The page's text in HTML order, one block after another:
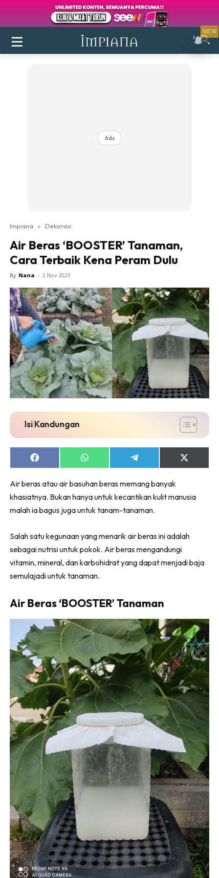
Login|Register
Ruang Makan
Ruang Tamu
Direktori
Interior Design
Landskap
DIY
Bilik Air
Bilik Tidur
Dapur
Ruang Makan
Make Over
Bilik Air
Bilik Tidur
Dapur
Ruang Tamu
Menarik Lagi
Casa Impiana
Impiana Makeover
Makeover Ruang Selebriti
Hotel
Kafe
Hartanah
Video
Beli Di Mana
Buat Sendiri
Ilham Impiana
Ilham Impiana 360
Ilham Impiana Inspirasi Selebriti
Impiana TV
Casa Impiana
Impiana MakeOver
Lahar Dekor
Sembang Dekor
Sembang Laman
Tip Impiana
Tip Laman
Ads
Impiana » Dekorasi
Air Beras ‘BOOSTER’ Tanaman,
Cara Terbaik Kena Peram Dulu
By Nana - 2 Nov 2023
Isi Kandungan
Share
on
Share
on
Share
on
Share
on
Air beras atau air basuhan beras memang banyak
khasiatnya. Bukan hanya untuk kecantikan kulit manusia
malah ia bagus juga untuk tanam-tanaman.
Salah satu kegunaan yang menarik air beras ini adalah
sebagai nutrisi untuk pokok. Air beras mengandungi
vitamin, mineral, dan karbohidrat yang dapat menjadi baja
semulajadi untuk tanaman.
Air Beras ‘BOOSTER’ Tanaman
NEW